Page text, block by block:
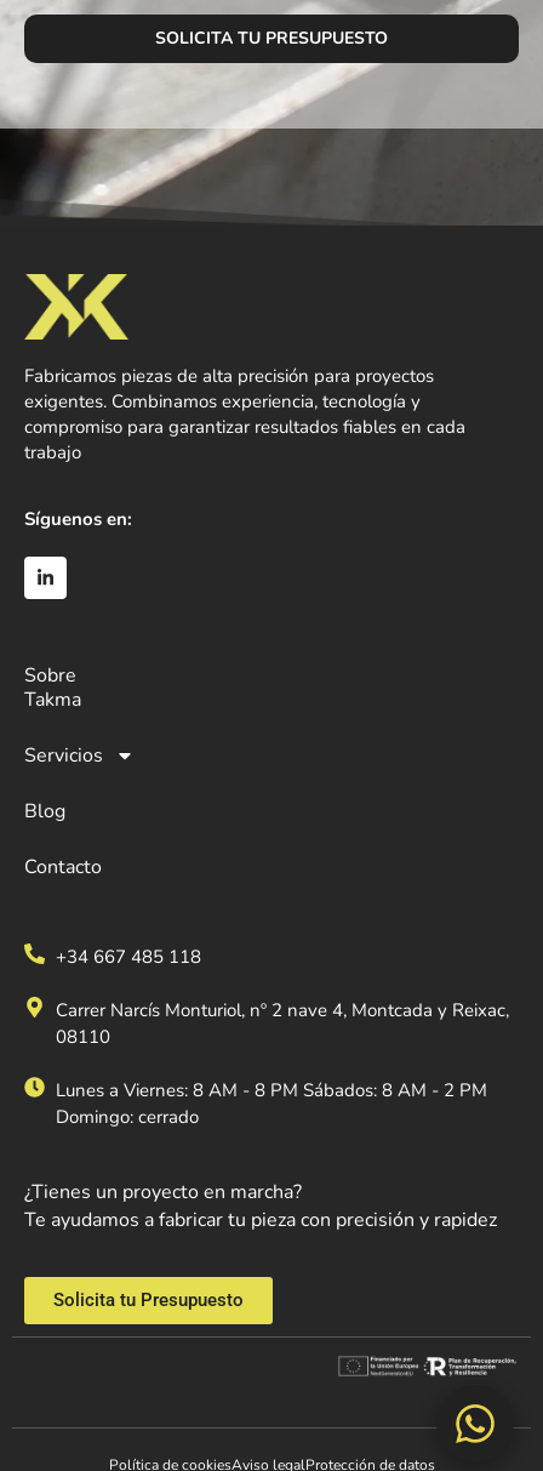
Fabricamos piezas de alta precisión para proyectos
exigentes. Combinamos experiencia, tecnología y
compromiso para garantizar resultados fiables en cada
trabajo
Síguenos en:
Sobre
Takma
Servicios
Blog
Contacto
+34 667 485 118
Carrer Narcís Monturiol, nº 2 nave 4, Montcada y Reixac,
08110
Lunes a Viernes: 8 AM - 8 PM Sábados: 8 AM - 2 PM
Domingo: cerrado
¿Tienes un proyecto en marcha?
Te ayudamos a fabricar tu pieza con precisión y rapidez
Solicita tu Presupuesto
Política de cookiesAviso legalProtección de datos